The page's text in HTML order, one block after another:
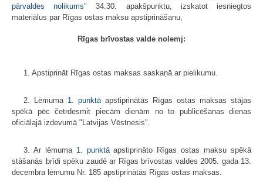
pārvaldes nolikums" 34.30. apakšpunktu, izskatot iesniegtos
materiālus par Rīgas ostas maksu apstiprināšanu,
Rīgas brīvostas valde nolemj:
1. Apstiprināt Rīgas ostas maksas saskaņā ar pielikumu.
2. Lēmuma 1. punktā apstiprinātās Rīgas ostas maksas stājas
spēkā pēc četrdesmit piecām dienām no to publicēšanas dienas
oficiālajā izdevumā "Latvijas Vēstnesis".
3. Ar lēmuma 1. punktāapstiprināto Rīgas ostas maksu spēkā
stāšanās brīdi spēku zaudē ar Rīgas brīvostas valdes 2005. gada 13.
decembra lēmumu Nr. 185 apstiprinātās Rīgas ostas maksas.